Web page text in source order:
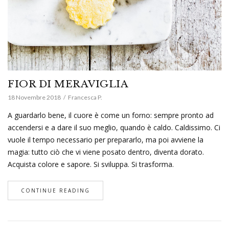
FIOR DI MERAVIGLIA
18 Novembre 2018 Francesca P.
A guardarlo bene, il cuore è come un forno: sempre pronto ad
accendersi e a dare il suo meglio, quando è caldo. Caldissimo. Ci
vuole il tempo necessario per prepararlo, ma poi avviene la
magia: tutto ciò che vi viene posato dentro, diventa dorato.
Acquista colore e sapore. Si sviluppa. Si trasforma.
CONTINUE READING